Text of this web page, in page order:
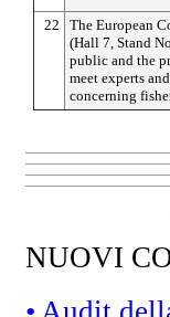
22
The European
(Hall 7, Stand
public and the
meet experts
concerning
NUOVI